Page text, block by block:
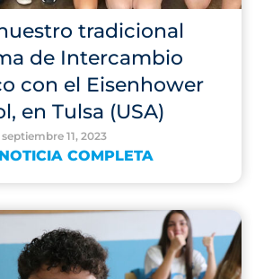
tradicional
de Intercambio
con el Eisenhower
en Tulsa (USA)
septiembre 11, 2023
COMPLETA